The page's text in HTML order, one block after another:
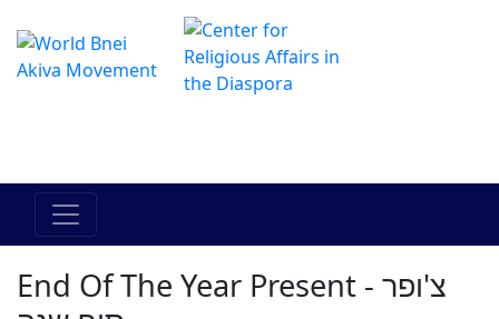
End Of The Year Present - צ'ופר